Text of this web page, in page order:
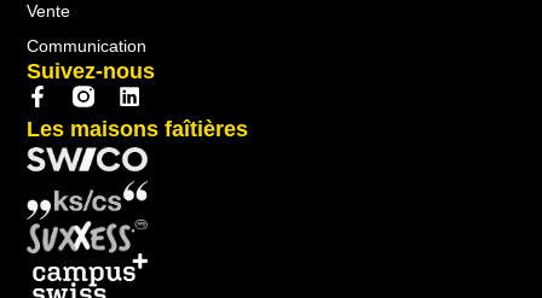
Vente
Communication
Suivez-nous
Les maisons faîtières